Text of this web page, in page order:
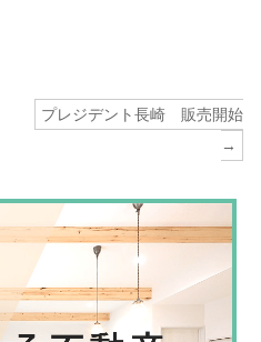
プレジデント長崎 販売開始
→